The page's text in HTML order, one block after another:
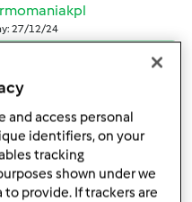
27/12/24
wariant
and access personal
identifiers, on your
tracking
shown under we
provide. If trackers are